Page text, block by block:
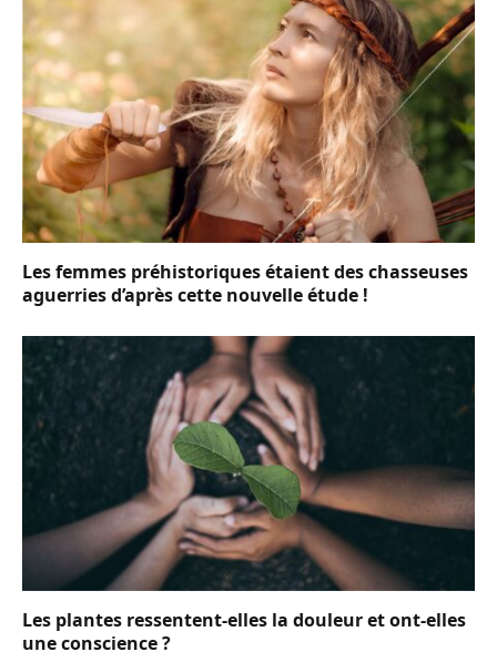
Les femmes préhistoriques étaient des chasseuses
aguerries d’après cette nouvelle étude !
Les plantes ressentent-elles la douleur et ont-elles
une conscience ?